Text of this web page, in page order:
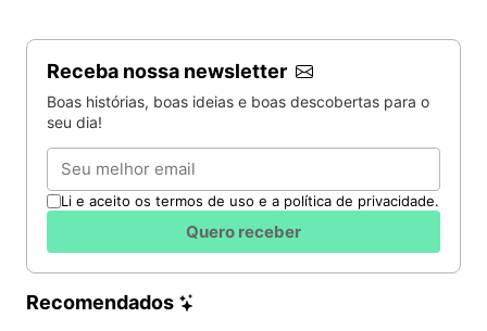
Receba nossa newsletter
Boas histórias, boas ideias e boas descobertas para o
seu dia!
Email
Li e aceito os termos de uso e a política de privacidade.
Quero receber
Recomendados